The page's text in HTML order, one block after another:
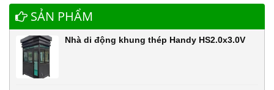
SẢN PHẨM
Nhà di động khung thép Handy HS2.0x3.0V